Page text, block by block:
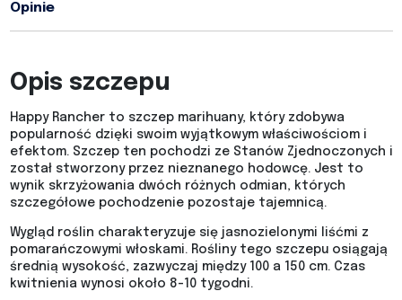
Opinie
Opis szczepu
Happy Rancher to szczep marihuany, który zdobywa
popularność dzięki swoim wyjątkowym właściwościom i
efektom. Szczep ten pochodzi ze Stanów Zjednoczonych i
został stworzony przez nieznanego hodowcę. Jest to
wynik skrzyżowania dwóch różnych odmian, których
szczegółowe pochodzenie pozostaje tajemnicą.
Wygląd roślin charakteryzuje się jasnozielonymi liśćmi z
pomarańczowymi włoskami. Rośliny tego szczepu osiągają
średnią wysokość, zazwyczaj między 100 a 150 cm. Czas
kwitnienia wynosi około 8-10 tygodni.